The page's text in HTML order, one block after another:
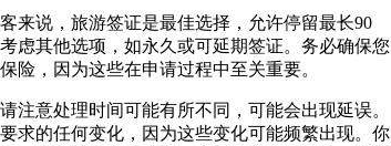
来说，旅游签证是最佳选择，允许停留最长90
虑其他选项，如永久或可延期签证。务必确保您
险，因为这些在申请过程中至关重要。
注意处理时间可能有所不同，可能会出现延误。
求的任何变化，因为这些变化可能频繁出现。你